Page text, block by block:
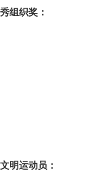
组织奖：
明运动员：